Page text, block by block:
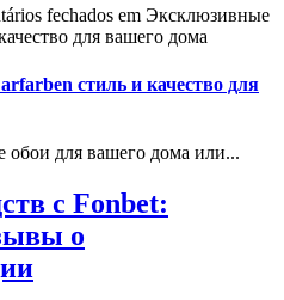
fechados em Эксклюзивные
для вашего дома
стиль и качество для
обои для вашего дома или...
с Fonbet:
о